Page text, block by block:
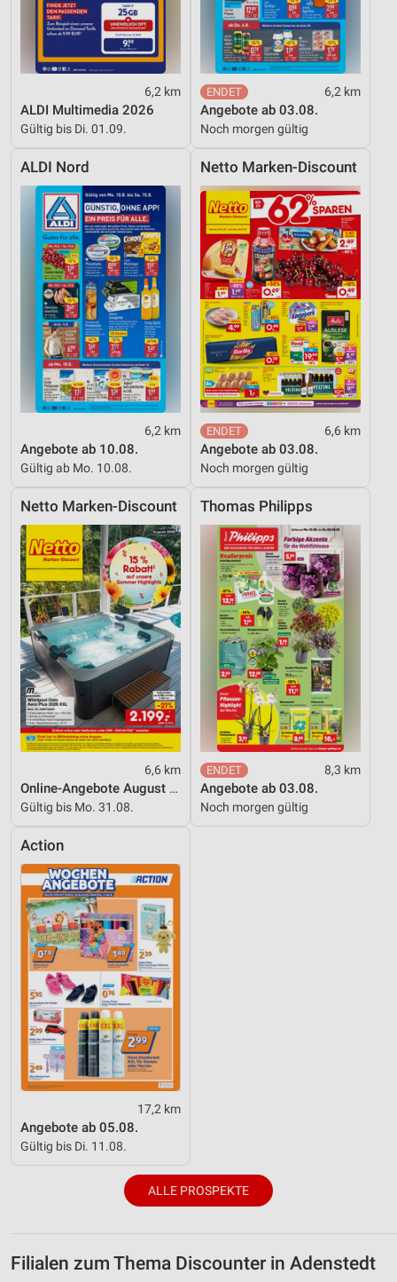
6,2 km
ALDI Multimedia 2026
Gültig bis Di. 01.09.
6,2 km
Angebote ab 03.08.
Noch morgen gültig
ALDI Nord
6,2 km
Angebote ab 10.08.
Gültig ab Mo. 10.08.
Netto Marken-Discount
6,6 km
Angebote ab 03.08.
Noch morgen gültig
Netto Marken-Discount
6,6 km
Online-Angebote August 2026
Gültig bis Mo. 31.08.
Thomas Philipps
8,3 km
Angebote ab 03.08.
Noch morgen gültig
Action
17,2 km
Angebote ab 05.08.
Gültig bis Di. 11.08.
ALLE PROSPEKTE
Filialen zum Thema Discounter in Adenstedt